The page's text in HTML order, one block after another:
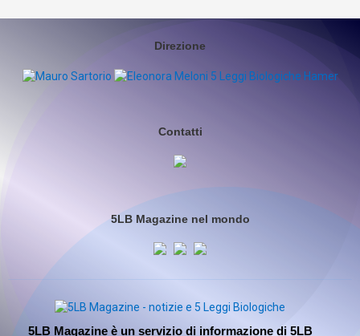
Direzione
Contatti
5LB Magazine nel mondo
5LB Magazine è un servizio di informazione di 5LB